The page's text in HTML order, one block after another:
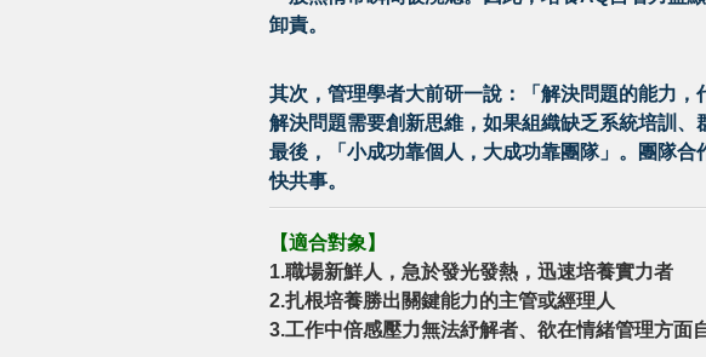
卸責。
其次，管理學者大前研一說：「解決問題的能力，
解決問題需要創新思維，如果組織缺乏系統培訓、
最後，「小成功靠個人，大成功靠團隊」。團隊
快共事。
【適合對象 】
1.職場新鮮人，急於發光發熱，迅速培養實力者
2.扎根培養勝出關鍵能力的主管或經理人
3.工作中倍感壓力無法紓解者、欲在情緒管理方面